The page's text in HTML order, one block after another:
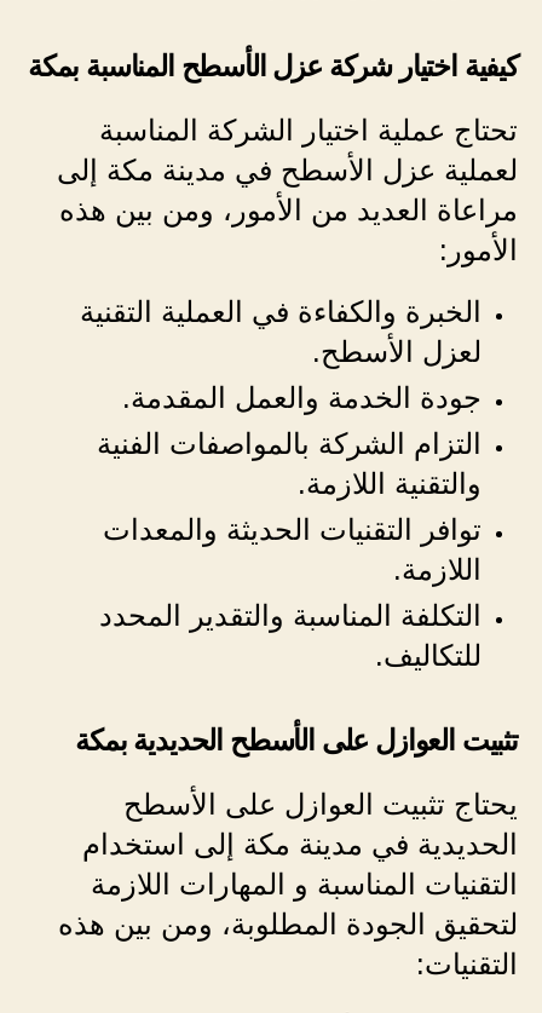
كيفية اختيار شركة عزل الأسطح المناسبة بمكة
تحتاج عملية اختيار الشركة المناسبة
لعملية عزل الأسطح في مدينة مكة إلى
مراعاة العديد من الأمور، ومن بين هذه
الأمور:
الخبرة والكفاءة في العملية التقنية
لعزل الأسطح.
جودة الخدمة والعمل المقدمة.
التزام الشركة بالمواصفات الفنية
والتقنية اللازمة.
توافر التقنيات الحديثة والمعدات
اللازمة.
التكلفة المناسبة والتقدير المحدد
للتكاليف.
تثبيت العوازل على الأسطح الحديدية بمكة
يحتاج تثبيت العوازل على الأسطح
الحديدية في مدينة مكة إلى استخدام
التقنيات المناسبة و المهارات اللازمة
لتحقيق الجودة المطلوبة، ومن بين هذه
التقنيات: